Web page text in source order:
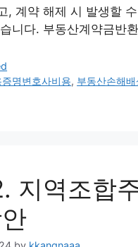
, 계약 해제 시 발생할
니다. 부동산계약금반
증명변호사비용, 부동산손해
지역조합